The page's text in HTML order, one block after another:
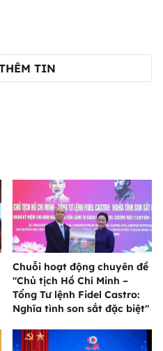
TIN
Chuỗi hoạt động chuyên đề
"Chủ tịch Hồ Chí Minh –
Tổng Tư lệnh Fidel Castro:
Nghĩa tình son sắt đặc biệt"